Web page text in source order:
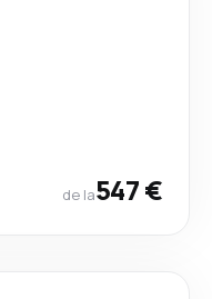
de la547 €